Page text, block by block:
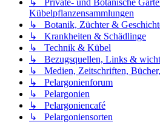
Kübelpflanzensammlungen
↳ Botanik, Züchter &
↳ Krankheiten & Schädlinge
↳ Technik & Kübel
↳ Bezugsquellen, Links &
↳ Medien, Zeitschriften,
↳ Pelargonienforum
↳ Pelargonien
↳ Pelargoniencafé
↳ Pelargoniensorten